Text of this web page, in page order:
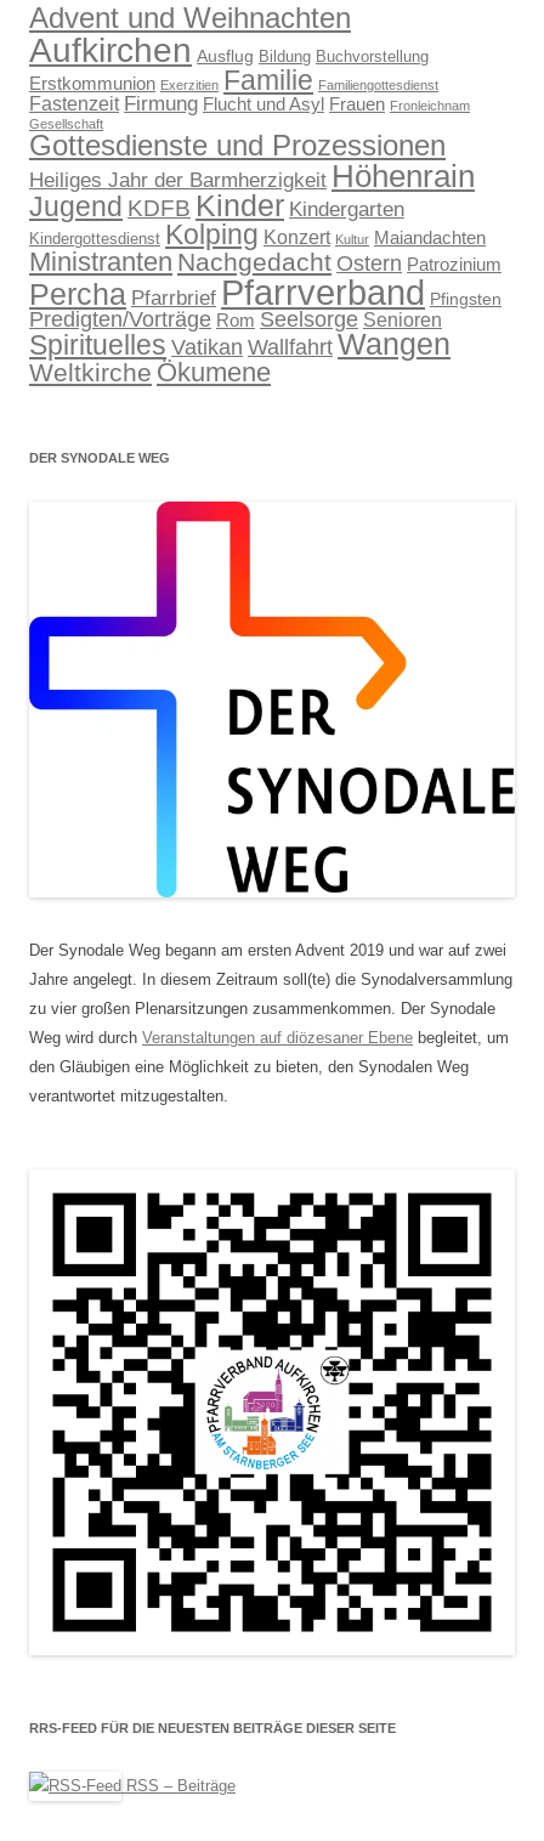
Advent und Weihnachten
Aufkirchen Ausflug Bildung Buchvorstellung
Erstkommunion Exerzitien Familie Familiengottesdienst
Fastenzeit Firmung Flucht und Asyl Frauen Fronleichnam
Gesellschaft
Gottesdienste und Prozessionen
Heiliges Jahr der Barmherzigkeit Höhenrain
Jugend KDFB Kinder Kindergarten
Kindergottesdienst Kolping Konzert Kultur Maiandachten
Ministranten Nachgedacht Ostern Patrozinium
Percha Pfarrbrief Pfarrverband Pfingsten
Predigten/Vorträge Rom Seelsorge Senioren
Spirituelles Vatikan WallfahrtWangen
Weltkirche Ökumene
DER SYNODALE WEG
Der Synodale Weg begann am ersten Advent 2019 und war auf zwei
Jahre angelegt. In diesem Zeitraum soll(te) die Synodalversammlung
zu vier großen Plenarsitzungen zusammenkommen. Der Synodale
Weg wird durch Veranstaltungen auf diözesaner Ebene begleitet, um
den Gläubigen eine Möglichkeit zu bieten, den Synodalen Weg
verantwortet mitzugestalten.
RRS-FEED FÜR DIE NEUESTEN BEITRÄGE DIESER SEITE
RSS – Beiträge